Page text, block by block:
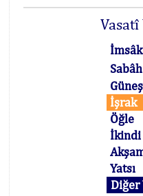
İmsâk
Sabâh
Güneş
İşrak
Öğle
İkindi
Yatsı
Diğer